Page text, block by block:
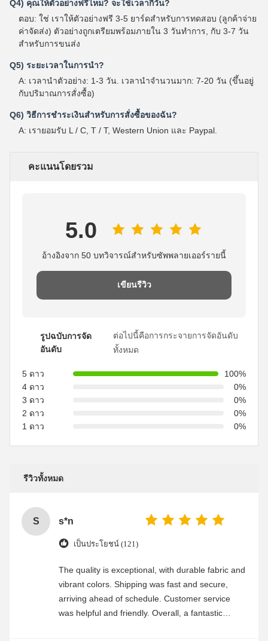
Q4) คุณให้ตัวอย่างฟรีไหม? จะใช้เวลากี่วัน?
ตอบ: ใช่ เราให้ตัวอย่างฟรี 3-5 ยาร์ดสําหรับการทดสอบ (ลูกค้าจ่าย
ค่าจัดส่ง) ตัวอย่างถูกเตรียมพร้อมภายใน 3 วันทําการ, กับ 3-7 วัน
สําหรับการขนส่ง
Q5) ระยะเวลาในการนํา?
A: เวลานําตัวอย่าง: 1-3 วัน. เวลานําจํานวนมาก: 7-20 วัน (ขึ้นอยู่
กับปริมาณการสั่งซื้อ)
Q6) วิธีการชําระเงินสําหรับการสั่งซื้อของฉัน?
A: เรายอมรับ L / C, T / T, Western Union และ Paypal.
คะแนนโดยรวม
5.0
อ้างอิงจาก 50 บทวิจารณ์สำหรับซัพพลายเออร์รายนี้
เขียนรีวิว
รูปฉบับการจัด
อันดับ
ต่อไปนี้คือการกระจายการจัดอันดับ
ทั้งหมด
5 ดาว
100%
4 ดาว
0%
3 ดาว
0%
2 ดาว
0%
1 ดาว
0%
รีวิวทั้งหมด
S s*n
เป็นประโยชน์ (121)
The quality is exceptional, with durable fabric and
vibrant colors. Shipping was fast and secure,
arriving ahead of schedule. Customer service
was helpful and friendly. Overall, a fantastic